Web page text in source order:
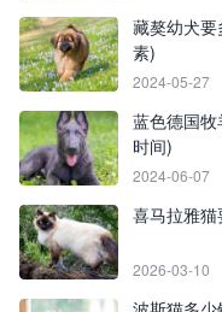
藏獒幼犬
素)
2024-05-27
蓝色德国
时间)
2024-06-07
喜马拉雅
2026-03-10